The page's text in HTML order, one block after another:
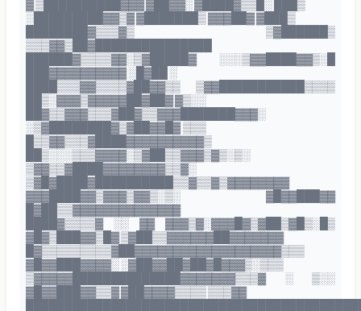
▓ ▒██████████▓▓▓ ▓██▓▓░ ▓████▓▒▒█░ ███▒
░█████████▓▓▒▓ ▓███████▒ ▓▓▓██▓ ▓███▒
████████▓▒▒▒▓▒ ▒▓██████▒
▒▒▒▓▓▒██▓███████████████
██████▓▒▒▒▒▓▓░▒▓█████▓ ░░░▒▓▓████▓▓▒░█
███▓▓▓▓▓▓▓▓▓▓ ░█▓██ ░
████▒▒▒▓▓▒▒▒▒▓██▓▓▒▒ ▒▓▓███████████▒▒▒▒
██▒░▓▓▓▒▓▓▓▓▓██▓██▓ ▓▒░░
██▓▒▒▓▓▓▒▒▒▓██▓▒▒▓▓▓███████▓▓▓░
░▒▓████████▓▒▓██▓▓█▓ ▒▒▒
█▒▒▓▓▒▒▒▓████▓▓▓▓▓▓▓▓▓▓▒
██▒░░░▒▒▒▓▓▓▓░▒▓██▒▒▓▓▓▒▓▒░▒░
▒▓▓▒▒▓████▓▓▓▓▓▓▓▓▒▒▓░
▒▓█▓████▓██████████▒▒▓▒▒▓▒▓▓▓▓▓▓▓▓
▓▓▓████▓▓▒▓▓▓▒▓▓▒░▒░ ▓█▓▓███▓▓
█▓██▒▒▓▓▓▓▓▓▓▓▓▓▓▓▓▓
████▓▒▒▒▒▓ ░░ ▓▓ ▓▓▓▒▓░▓▓▓█▓▒▓██▒▓█▒░█▒
▓█▓▒███▓▓▒█▓ ▒▓██▒▒▓▓▓▓▓▓██▓▓▓▓▓▓▓
█▓▒▒▒▒▒▒▒▒▒▓██▓▓▓▓▓▓▓▓▓▓▓▓▓▓▓▓▓▓▓▒▒▒
▓█▓▓███▓▓▓▓░ ░▓██▓▓██▓██▓█▓▓▓▒░▒▒▒
▒▓▓▓▓▓██████████████▓▓▓▓▓▓▓▒▒▒▓ ░ ▒░░
▓█▓▓███▓▓▒▒▓ ▓██▓▓▓▓▒▒▒▒ ▒▒▒▓▓